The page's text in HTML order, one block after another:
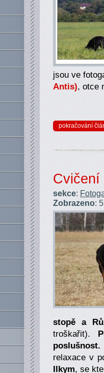
jsou ve
Antis), otce
pokračování
Cvičení
sekce:
Zobrazeno:
stopě a
troškařit).
poslušnost.
relaxace v
Ilkym, se